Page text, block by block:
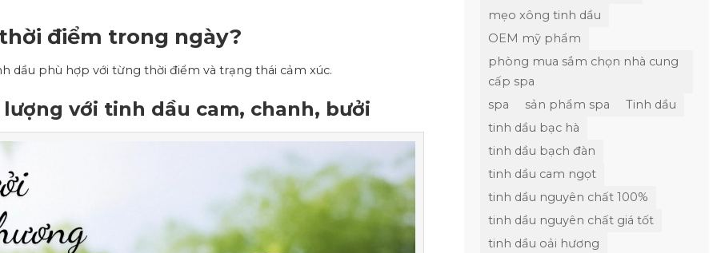
điểm trong ngày?
dầu phù hợp với từng thời điểm và trạng thái cảm xúc.
với tinh dầu cam, chanh, bưởi
mẹo xông tinh dầu
OEM mỹ phẩm
phòng mua sắm chọn nhà cung
cấp spa
spa
sản phẩm spa
Tinh dầu
tinh dầu bạc hà
tinh dầu bạch đàn
tinh dầu cam ngọt
tinh dầu nguyên chất 100%
tinh dầu nguyên chất giá tốt
tinh dầu oải hương